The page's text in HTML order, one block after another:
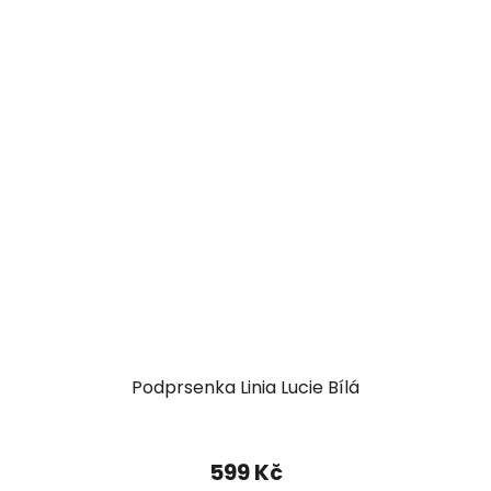
Podprsenka Linia Lucie Bílá
599 Kč